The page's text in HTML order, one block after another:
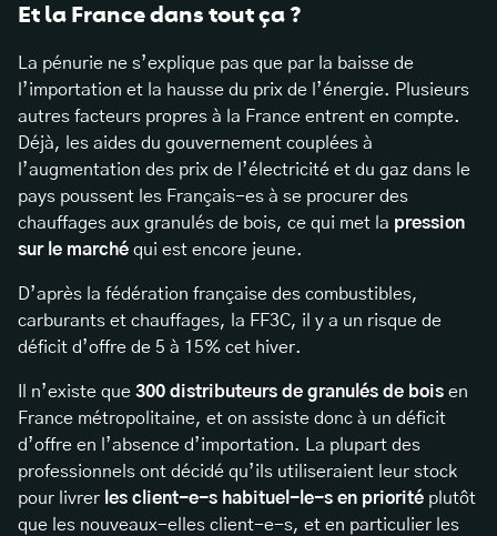
Et la France dans tout ça ?
La pénurie ne s’explique pas que par la baisse de
l’importation et la hausse du prix de l’énergie. Plusieurs
autres facteurs propres à la France entrent en compte.
Déjà, les aides du gouvernement couplées à
l’augmentation des prix de l’électricité et du gaz dans le
pays poussent les Français-es à se procurer des
chauffages aux granulés de bois, ce qui met la pression
sur le marché qui est encore jeune.
D’après la fédération française des combustibles,
carburants et chauffages, la FF3C, il y a un risque de
déficit d’offre de 5 à 15% cet hiver.
Il n’existe que 300 distributeurs de granulés de bois en
France métropolitaine, et on assiste donc à un déficit
d’offre en l’absence d’importation. La plupart des
professionnels ont décidé qu’ils utiliseraient leur stock
pour livrer les client-e-s habituel-le-s en priorité plutôt
que les nouveaux-elles client-e-s, et en particulier les